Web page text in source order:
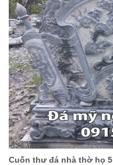
Cuốn thư đá nhà thờ họ 5